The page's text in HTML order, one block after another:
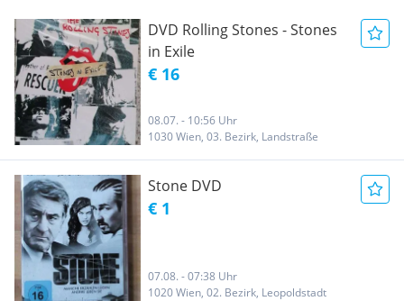
DVD Rolling Stones - Stones
in Exile
€ 16
08.07. - 10:56 Uhr
1030 Wien, 03. Bezirk, Landstraße
Stone DVD
€ 1
07.08. - 07:38 Uhr
1020 Wien, 02. Bezirk, Leopoldstadt